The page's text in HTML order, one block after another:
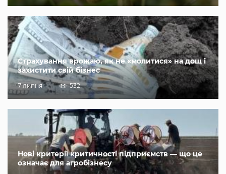
Страхування врожаю, як не «молитися» на дощ і
захистити свій бізнес
7 липня 532
Нові критерії критичності підприємств — що це
означає для агробізнесу